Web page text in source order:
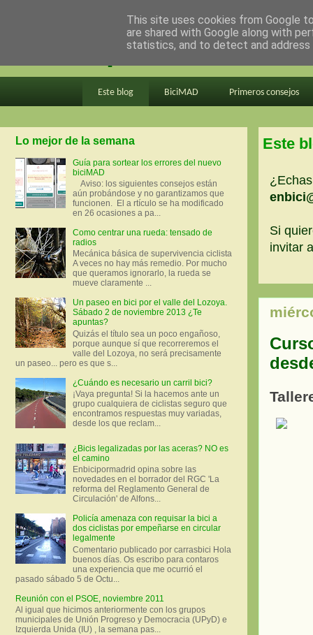
en bici por madrid
Este blog BiciMAD Primeros consejos
Este
Si
invitar
Lo mejor de la semana
Guía para sortear los errores del nuevo
biciMAD
Aviso: los siguientes consejos están
aún probándose y no garantizamos que
funcionen. El a rtículo se ha modificado
en 26 ocasiones a pa...
Como centrar una rueda: tensado de
radios
Mecánica básica de supervivencia ciclista
A veces no hay más remedio. Por mucho
que queramos ignorarlo, la rueda se
mueve claramente ...
Un paseo en bici por el valle del Lozoya.
Sábado 2 de noviembre 2013 ¿Te
apuntas?
Quizás el título sea un poco engañoso,
porque aunque sí que recorreremos el
valle del Lozoya, no será precisamente
un paseo... pero es que s...
¿Cuándo es necesario un carril bici?
¡Vaya pregunta! Si la hacemos ante un
grupo cualquiera de ciclistas seguro que
encontramos respuestas muy variadas,
desde los que reclam...
¿Bicis legalizadas por las aceras? NO es
el camino
Enbicipormadrid opina sobre las
novedades en el borrador del RGC 'La
reforma del Reglamento General de
Circulación' de Alfons...
Policía amenaza con requisar la bici a
dos ciclistas por empeñarse en circular
legalmente
Comentario publicado por carrasbici Hola
buenos días. Os escribo para contaros
una experiencia que me ocurrió el
pasado sábado 5 de Octu...
Reunión con el PSOE, noviembre 2011
Al igual que hicimos anteriormente con los grupos
municipales de Unión Progreso y Democracia (UPyD) e
Izquierda Unida (IU) , la semana pas...
This site uses cookies from Google
are shared with Google along with
statistics, and to detect and address